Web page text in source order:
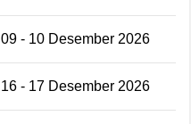
09 - 10 Desember 2026
16 - 17 Desember 2026